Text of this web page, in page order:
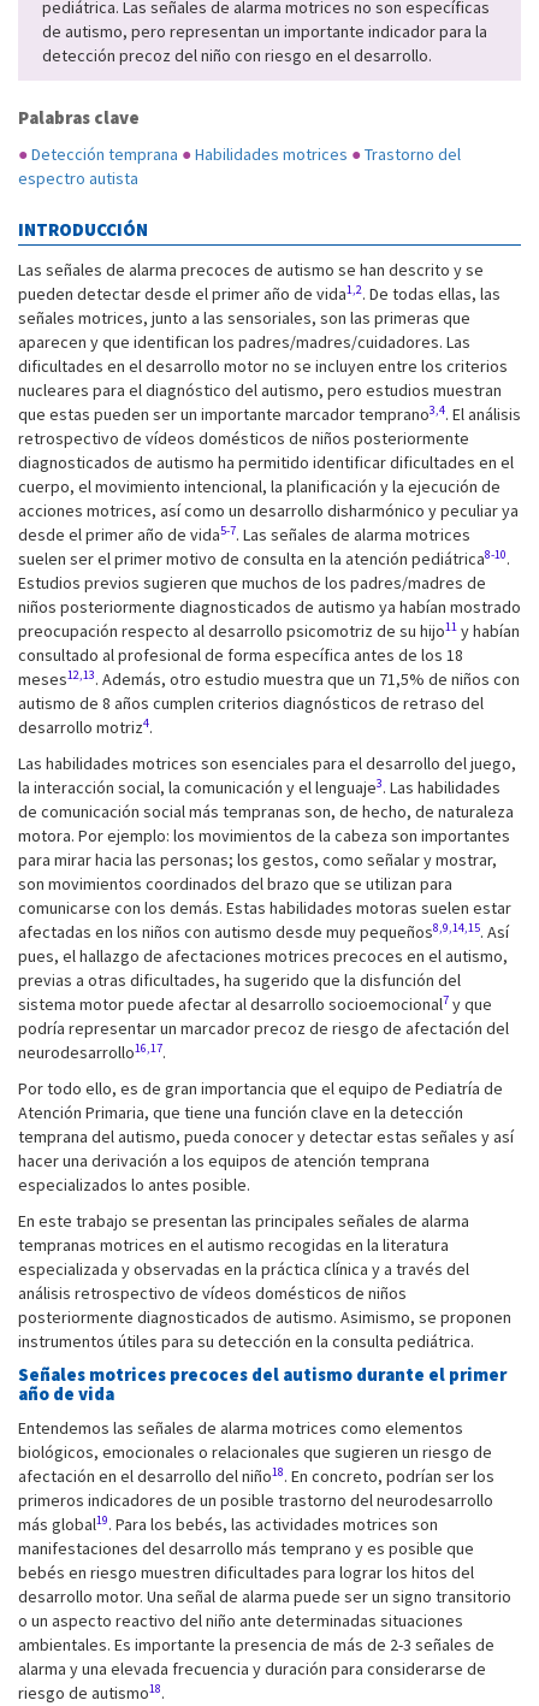
pediátrica. Las señales de alarma motrices no son específicas
de autismo, pero representan un importante indicador para la
detección precoz del niño con riesgo en el desarrollo.
Palabras clave
●Detección temprana ●Habilidades motrices ●Trastorno del
espectro autista
INTRODUCCIÓN
Las señales de alarma precoces de autismo se han descrito y se
pueden detectar desde el primer año de vida1,2. De todas ellas, las
señales motrices, junto a las sensoriales, son las primeras que
aparecen y que identifican los padres/madres/cuidadores. Las
dificultades en el desarrollo motor no se incluyen entre los criterios
nucleares para el diagnóstico del autismo, pero estudios muestran
que estas pueden ser un importante marcador temprano3,4. El análisis
retrospectivo de vídeos domésticos de niños posteriormente
diagnosticados de autismo ha permitido identificar dificultades en el
cuerpo, el movimiento intencional, la planificación y la ejecución de
acciones motrices, así como un desarrollo disharmónico y peculiar ya
desde el primer año de vida5-7. Las señales de alarma motrices
suelen ser el primer motivo de consulta en la atención pediátrica8-10.
Estudios previos sugieren que muchos de los padres/madres de
niños posteriormente diagnosticados de autismo ya habían mostrado
preocupación respecto al desarrollo psicomotriz de su hijo11 y habían
consultado al profesional de forma específica antes de los 18
meses12,13. Además, otro estudio muestra que un 71,5% de niños con
autismo de 8 años cumplen criterios diagnósticos de retraso del
desarrollo motriz4.
Las habilidades motrices son esenciales para el desarrollo del juego,
la interacción social, la comunicación y el lenguaje3. Las habilidades
de comunicación social más tempranas son, de hecho, de naturaleza
motora. Por ejemplo: los movimientos de la cabeza son importantes
para mirar hacia las personas; los gestos, como señalar y mostrar,
son movimientos coordinados del brazo que se utilizan para
comunicarse con los demás. Estas habilidades motoras suelen estar
afectadas en los niños con autismo desde muy pequeños8,9,14,15. Así
pues, el hallazgo de afectaciones motrices precoces en el autismo,
previas a otras dificultades, ha sugerido que la disfunción del
sistema motor puede afectar al desarrollo socioemocional7 y que
podría representar un marcador precoz de riesgo de afectación del
neurodesarrollo16,17.
Por todo ello, es de gran importancia que el equipo de Pediatría de
Atención Primaria, que tiene una función clave en la detección
temprana del autismo, pueda conocer y detectar estas señales y así
hacer una derivación a los equipos de atención temprana
especializados lo antes posible.
En este trabajo se presentan las principales señales de alarma
tempranas motrices en el autismo recogidas en la literatura
especializada y observadas en la práctica clínica y a través del
análisis retrospectivo de vídeos domésticos de niños
posteriormente diagnosticados de autismo. Asimismo, se proponen
instrumentos útiles para su detección en la consulta pediátrica.
Señales motrices precoces del autismo durante el primer
año de vida
Entendemos las señales de alarma motrices como elementos
biológicos, emocionales o relacionales que sugieren un riesgo de
afectación en el desarrollo del niño18. En concreto, podrían ser los
primeros indicadores de un posible trastorno del neurodesarrollo
más global19. Para los bebés, las actividades motrices son
manifestaciones del desarrollo más temprano y es posible que
bebés en riesgo muestren dificultades para lograr los hitos del
desarrollo motor. Una señal de alarma puede ser un signo transitorio
o un aspecto reactivo del niño ante determinadas situaciones
ambientales. Es importante la presencia de más de 2-3 señales de
alarma y una elevada frecuencia y duración para considerarse de
riesgo de autismo18.